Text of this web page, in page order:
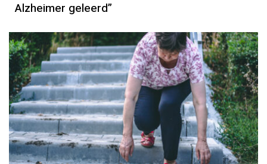
Alzheimer geleerd”